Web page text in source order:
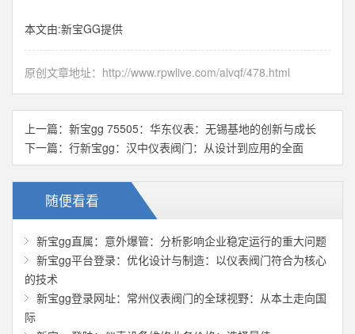
本文由:新宝GG提供
原创文章地址： http://www.rpwlive.com/alvqf/478.html
上一篇： 新宝gg 75505：华东仪表：无锡基地的创新与成长
下一篇： 行新宝gg：汉中仪表阀门：从设计到应用的全面
随便看看
新宝gg直属：意外爆管：分析影响企业稳定运行的重大问题
新宝gg平台登录：优化设计与制造：以仪表阀门符合为核心
的技术
新宝gg登录网址：常州仪表阀门的全球视野：从本土走向国
际